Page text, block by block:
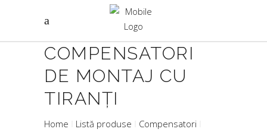
COMPENSATORI
DE MONTAJ CU
TIRANȚI
Home Listă produse
Compensatori